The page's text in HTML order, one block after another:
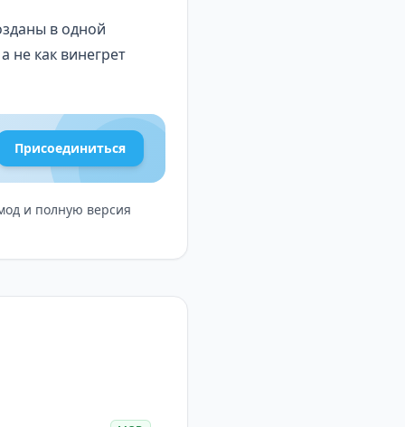
в одной
не как винегрет
придать ему
тратить часы на
и современного
Присоединиться
и полную версия